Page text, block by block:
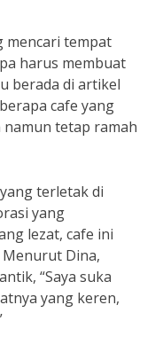
mencari tempat
harus membuat
berada di artikel
cafe yang
tetap ramah
terletak di
yang
lezat, cafe ini
Dina,
“Saya suka
yang keren,